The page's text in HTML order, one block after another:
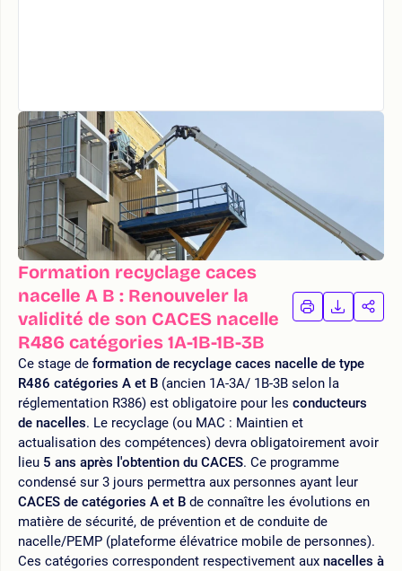
Formation recyclage caces
nacelle A B : Renouveler la
validité de son CACES nacelle
R486 catégories 1A-1B-1B-3B
IMPRIMER
LA
LA
Ce stage de formation de recyclage caces nacelle de type
R486 catégories A et B (ancien 1A-3A/ 1B-3B selon la
réglementation R386) est obligatoire pour les conducteurs
de nacelles. Le recyclage (ou MAC : Maintien et
actualisation des compétences) devra obligatoirement avoir
lieu 5 ans après l'obtention du CACES. Ce programme
condensé sur 3 jours permettra aux personnes ayant leur
CACES de catégories A et B de connaître les évolutions en
matière de sécurité, de prévention et de conduite de
nacelle/PEMP (plateforme élévatrice mobile de personnes).
Ces catégories correspondent respectivement aux nacelles à